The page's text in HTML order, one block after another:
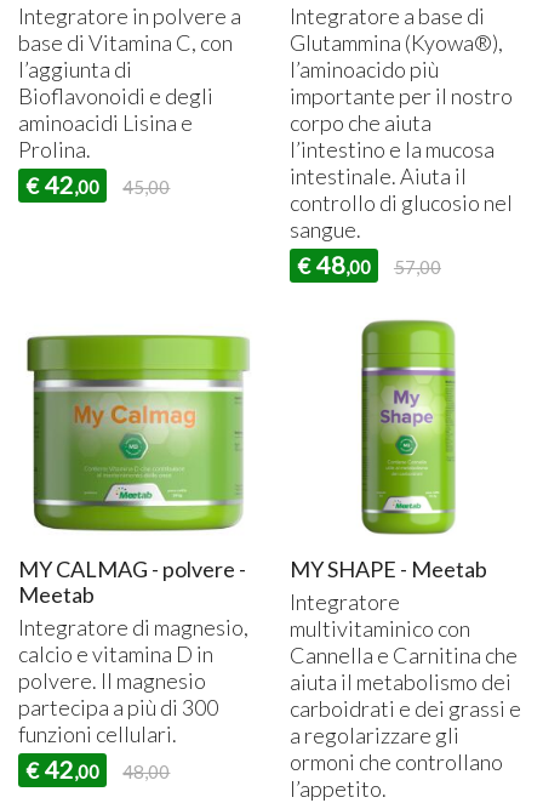
Integratore in polvere a
base di Vitamina C, con
l’aggiunta di
Bioflavonoidi e degli
aminoacidi Lisina e
Prolina.
€ 42,00 45,00
Integratore a base di
Glutammina (Kyowa®),
l’aminoacido più
importante per il nostro
corpo che aiuta
l’intestino e la mucosa
intestinale. Aiuta il
controllo di glucosio nel
sangue.
€ 48,00 57,00
MY CALMAG - polvere -
Meetab
Integratore di magnesio,
calcio e vitamina D in
polvere. Il magnesio
partecipa a più di 300
funzioni cellulari.
€ 42,00 48,00
MY SHAPE - Meetab
Integratore
multivitaminico con
Cannella e Carnitina che
aiuta il metabolismo dei
carboidrati e dei grassi e
a regolarizzare gli
ormoni che controllano
l’appetito.